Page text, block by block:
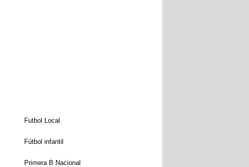
Futbol Local
Fútbol infantil
Primera B Nacional